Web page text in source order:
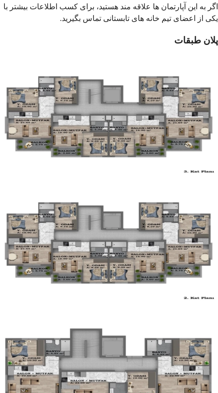
اگر به این آپارتمان ها علاقه مند هستید، برای کسب اطلاعات بیشتر با
یکی از اعضای تیم خانه های تابستانی تماس بگیرید.
پلان طبقات